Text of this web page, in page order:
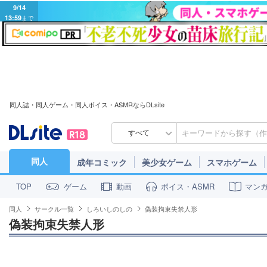
9/14
13:59まで
同人誌・同人ゲーム・同人ボイス・ASMRならDLsite
すべて
同人 成年コミック 美少女ゲーム スマホゲーム
TOP ゲーム 動画 ボイス・ASMR マン
同人 サークル一覧 しろいしのしの 偽装拘束失禁人形
偽装拘束失禁人形